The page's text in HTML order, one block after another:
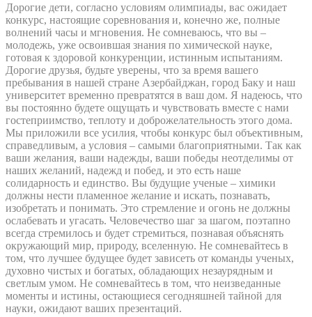
Дорогие дети, согласно условиям олимпиады, вас ожидает
конкурс, настоящие соревнования и, конечно же, полные
волнений часы и мгновения. Не сомневаюсь, что вы –
молодежь, уже освоившая знания по химической науке,
готовая к здоровой конкуренции, истинным испытаниям.
Дорогие друзья, будьте уверены, что за время вашего
пребывания в нашей стране Азербайджан, город Баку и наш
университет временно превратятся в ваш дом. Я надеюсь, что
вы постоянно будете ощущать и чувствовать вместе с нами
гостеприимство, теплоту и доброжелательность этого дома.
Мы приложили все усилия, чтобы конкурс был объективным,
справедливым, а условия – самыми благоприятными. Так как
ваши желания, ваши надежды, ваши победы неотделимы от
наших желаний, надежд и побед, и это есть наше
солидарность и единство. Вы будущие ученые – химики
должны нести пламенное желание и искать, познавать,
изобретать и понимать. Это стремление и огонь не должны
ослабевать и угасать. Человечество шаг за шагом, поэтапно
всегда стремилось и будет стремиться, познавая объяснять
окружающий мир, природу, вселенную. Не сомневайтесь в
том, что лучшее будущее будет зависеть от команды ученых,
духовно чистых и богатых, обладающих незаурядным и
светлым умом. Не сомневайтесь в том, что неизведанные
моменты и истины, остающиеся сегодняшней тайной для
науки, ожидают ваших презентаций.